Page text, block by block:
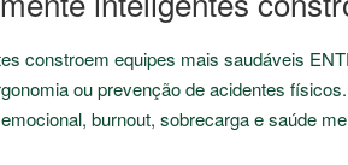
constroem equipes mais saudáveis
ou prevenção de acidentes
burnout, sobrecarga e saúde